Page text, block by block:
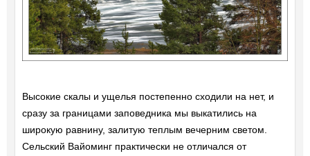
Высокие скалы и ущелья постепенно сходили на нет, и
сразу за границами заповедника мы выкатились на
широкую равнину, залитую теплым вечерним светом.
Сельский Вайоминг практически не отличался от